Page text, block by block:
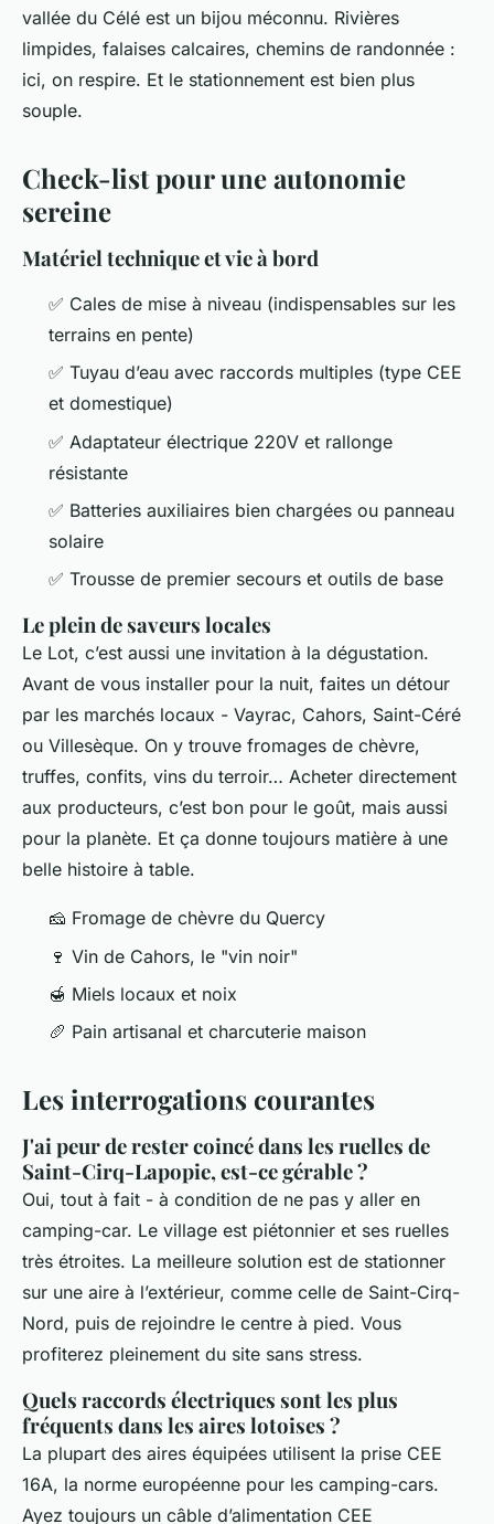
vallée du Célé est un bijou méconnu. Rivières
limpides, falaises calcaires, chemins de randonnée :
ici, on respire. Et le stationnement est bien plus
souple.
Check-list pour une autonomie
sereine
Matériel technique et vie à bord
✅ Cales de mise à niveau (indispensables sur les
terrains en pente)
✅ Tuyau d’eau avec raccords multiples (type CEE
et domestique)
✅ Adaptateur électrique 220V et rallonge
résistante
✅ Batteries auxiliaires bien chargées ou panneau
solaire
✅ Trousse de premier secours et outils de base
Le plein de saveurs locales
Le Lot, c’est aussi une invitation à la dégustation.
Avant de vous installer pour la nuit, faites un détour
par les marchés locaux - Vayrac, Cahors, Saint-Céré
ou Villesèque. On y trouve fromages de chèvre,
truffes, confits, vins du terroir… Acheter directement
aux producteurs, c’est bon pour le goût, mais aussi
pour la planète. Et ça donne toujours matière à une
belle histoire à table.
🧀 Fromage de chèvre du Quercy
🍷 Vin de Cahors, le "vin noir"
🍯 Miels locaux et noix
🥖 Pain artisanal et charcuterie maison
Les interrogations courantes
J'ai peur de rester coincé dans les ruelles de
Saint-Cirq-Lapopie, est-ce gérable ?
Oui, tout à fait - à condition de ne pas y aller en
camping-car. Le village est piétonnier et ses ruelles
très étroites. La meilleure solution est de stationner
sur une aire à l’extérieur, comme celle de Saint-Cirq-
Nord, puis de rejoindre le centre à pied. Vous
profiterez pleinement du site sans stress.
Quels raccords électriques sont les plus
fréquents dans les aires lotoises ?
La plupart des aires équipées utilisent la prise CEE
16A, la norme européenne pour les camping-cars.
Ayez toujours un câble d’alimentation CEE